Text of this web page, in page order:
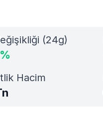
(24g)
%
Hacim